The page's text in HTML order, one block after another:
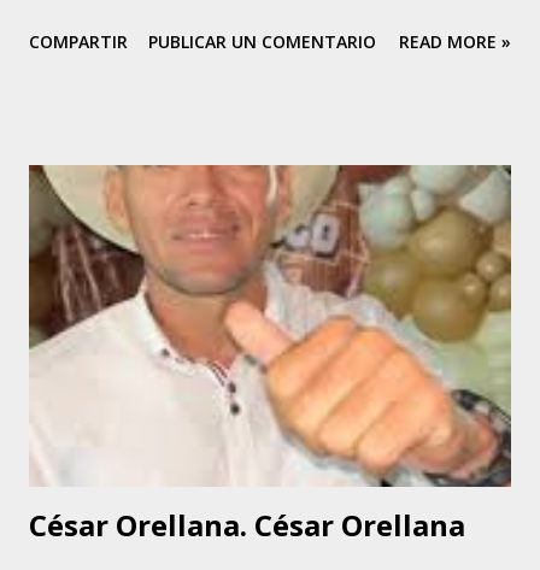
Cedeño, estado Bolívar, Venezuela. Sus padres, Betsabé
ejercicio. A los 5 años de edad comienza a estudiar canto.
En el año 2019 participa en el 1er Festival Virtual Llano
Folklore y Talento en la categoría juvenil con Brisas de
Achaguas teniendo 14 años. El profesor Constantino
Hernández encausó su presentación en ese evento y su
mentor artístico, Don Amilcar Castro, le dio las primeras
indicaciones en materia musical y artística. En el año 2020
hace su debut en televisión durante la programación del
afamado Corazón Llanero con el tema po...
COMPARTIR PUBLICAR UN COMENTARIO READ MORE »
César Orellana. César Orellana